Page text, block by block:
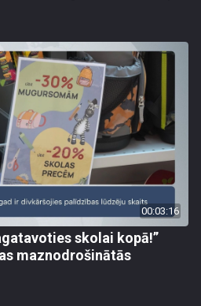
00:03:16
skolai kopā!”
maznodrošinātās